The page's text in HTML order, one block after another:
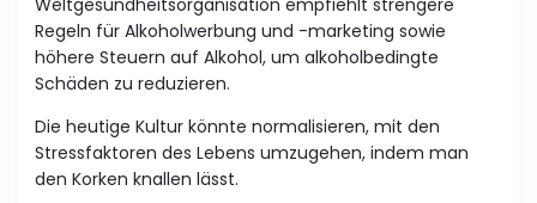
Weltgesundheitsorganisation empfiehlt strengere
Regeln für Alkoholwerbung und -marketing sowie
höhere Steuern auf Alkohol, um alkoholbedingte
Schäden zu reduzieren.
Die heutige Kultur könnte normalisieren, mit den
Stressfaktoren des Lebens umzugehen, indem man
den Korken knallen lässt.